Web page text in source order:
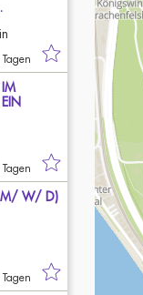
IM
(M/ W/ D)